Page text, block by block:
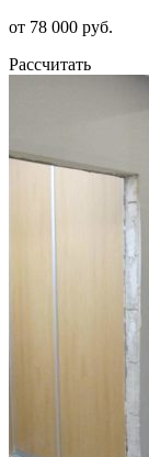
от 78 000 руб.
Рассчитать